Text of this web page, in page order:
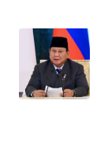
WN
BANTEN